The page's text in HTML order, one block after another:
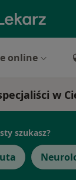
online
w
szukasz?